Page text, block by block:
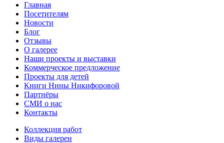
Главная
Посетителям
Новости
Блог
Отзывы
О галерее
Наши проекты и выставки
Коммерческое предложение
Проекты для детей
Книги Нины Никифоровой
Партнёры
СМИ о нас
Контакты
Коллекция работ
Виды галереи